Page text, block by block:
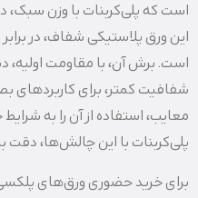
است که پلی‌کربنات با وزن سبک، در
این ورق پلاستیکی شفاف، در
است. برش آن، با مقاومت اولیه،
شفافیت کمتر، برای
معایب، استفاده از آن را به
پلی‌کربنات با این چالش‌ها،
برای خرید حضوری ورق‌های